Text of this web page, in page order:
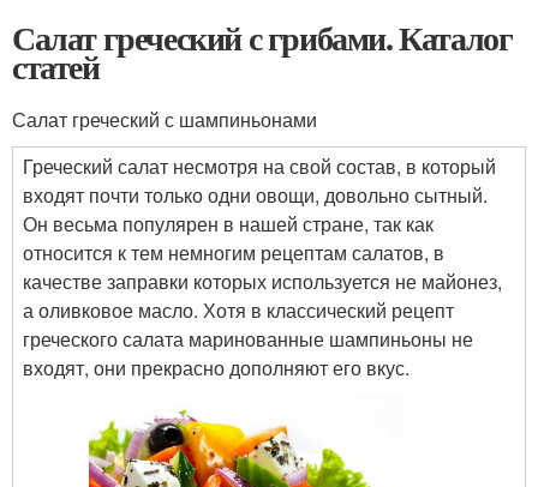
Салат греческий с грибами. Каталог
статей
Салат греческий с шампиньонами
Греческий салат несмотря на свой состав, в который
входят почти только одни овощи, довольно сытный.
Он весьма популярен в нашей стране, так как
относится к тем немногим рецептам салатов, в
качестве заправки которых используется не майонез,
а оливковое масло. Хотя в классический рецепт
греческого салата маринованные шампиньоны не
входят, они прекрасно дополняют его вкус.